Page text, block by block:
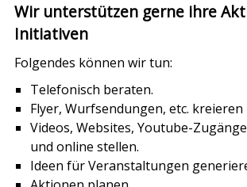
Wir unterstützen gerne ihre
Initiativen
Folgendes können wir tun:
Telefonisch beraten.
Flyer, Wurfsendungen, etc.
Videos, Websites, Youtube-
und online stellen.
Ideen für Veranstaltungen